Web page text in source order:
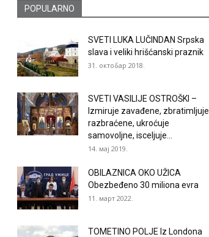
POPULARNO
SVETI LUKA LUČINDAN Srpska
slava i veliki hrišćanski praznik
31. октобар 2018.
SVETI VASILIJE OSTROŠKI –
Izmiruje zavađene, zbratimljuje
razbraćene, ukroćuje
samovoljne, isceljuje...
14. мај 2019.
OBILAZNICA OKO UŽICA
Obezbeđeno 30 miliona evra
11. март 2022.
TOMETINO POLJE Iz Londona